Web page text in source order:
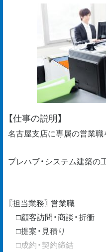
【仕事の説明】
名古屋支店に専属の営業職
プレハブ・システム建築の
〖担当業務〗 営業職
□顧客訪問・商談・折衝
□提案・見積り
□成約・契約締結